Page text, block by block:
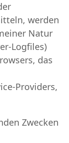
werden
Natur
Logfiles)
das
Providers,
Zwecken